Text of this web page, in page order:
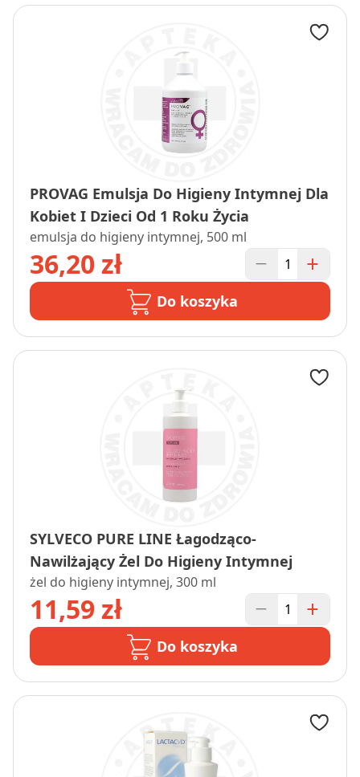
PROVAG Emulsja Do Higieny Intymnej Dla
Kobiet I Dzieci Od 1 Roku Życia
emulsja do higieny intymnej, 500 ml
36,20 zł
Do koszyka
SYLVECO PURE LINE Łagodząco-
Nawilżający Żel Do Higieny Intymnej
żel do higieny intymnej, 300 ml
11,59 zł
Do koszyka